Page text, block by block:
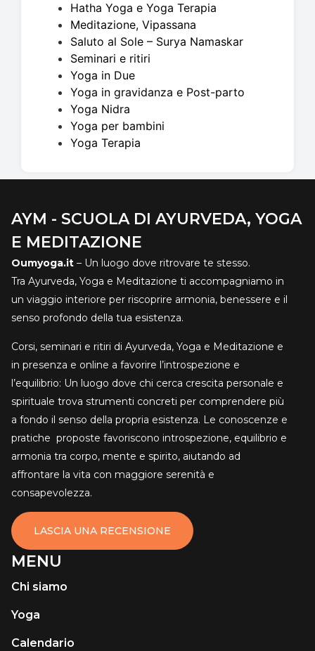
Hatha Yoga e Yoga Terapia
Meditazione, Vipassana
Saluto al Sole – Surya Namaskar
Seminari e ritiri
Yoga in Due
Yoga in gravidanza e Post-parto
Yoga Nidra
Yoga per bambini
Yoga Terapia
AYM - SCUOLA DI AYURVEDA, YOGA
E MEDITAZIONE
Oumyoga.it – Un luogo dove ritrovare te stesso.
Tra Ayurveda, Yoga e Meditazione ti accompagniamo in
un viaggio interiore per riscoprire armonia, benessere e il
senso profondo della tua esistenza.
Corsi, seminari e ritiri di Ayurveda, Yoga e Meditazione e
in presenza e online a favorire l’introspezione e
l’equilibrio: Un luogo dove chi cerca crescita personale e
spirituale trova strumenti concreti per comprendere più
a fondo il senso della propria esistenza. Le conoscenze e
pratiche proposte favoriscono introspezione, equilibrio e
armonia tra corpo, mente e spirito, aiutando ad
affrontare la vita con maggiore serenità e
consapevolezza.
LASCIA UNA RECENSIONE
MENU
Chi siamo
Yoga
Calendario